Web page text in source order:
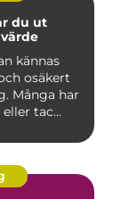
kännas
osäkert
Många har
tac...